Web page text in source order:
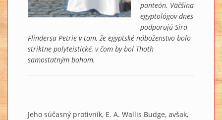
panteón. Väčšina
egyptológov dnes
podporujú Sira
Flindersa Petrie v tom, že egyptské náboženstvo bolo
striktne polyteistické, v čom by bol Thoth
samostatným bohom.
Jeho súčasný protivník, E. A. Wallis Budge, avšak,